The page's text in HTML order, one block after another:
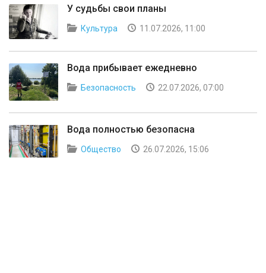
У судьбы свои планы
Культура 11.07.2026, 11:00
Вода прибывает ежедневно
Безопасность 22.07.2026, 07:00
Вода полностью безопасна
Общество 26.07.2026, 15:06